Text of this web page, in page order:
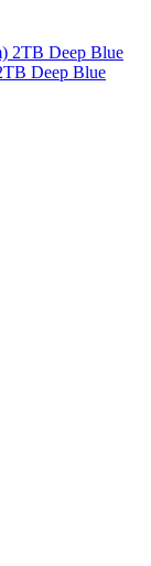
Deep Blue